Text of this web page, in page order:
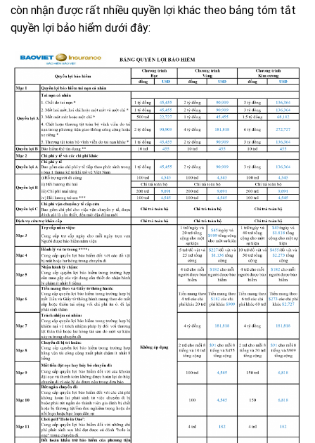
còn nhận được rất nhiều quyền lợi khác theo bảng tóm tắt
quyền lợi bảo hiểm dưới đây: